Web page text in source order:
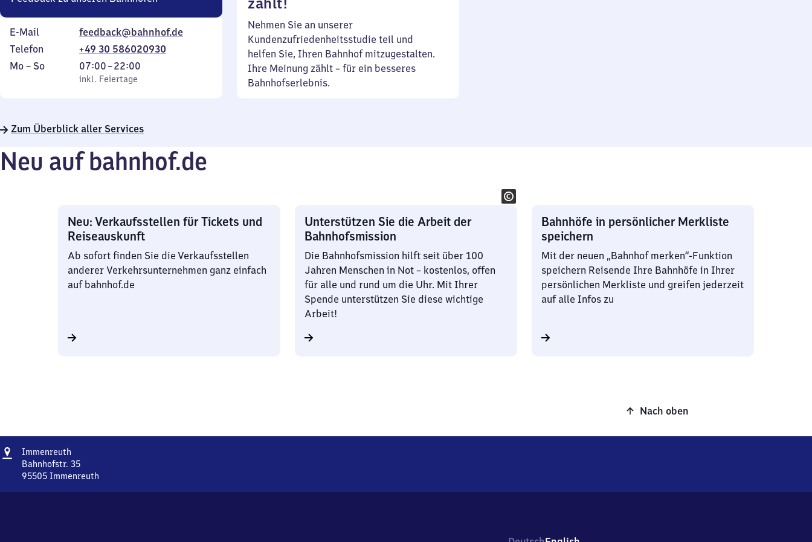
E-Mail
feedback@bahnhof.de
Telefon
+49 30 586020930
Montag
Mo – So,
inkl. Feiertage
07:00–22:00
Von
7
22
inkl. Feiertage
Nehmen Sie an unserer
Kundenzufriedenheitsstudie teil und
helfen Sie, Ihren Bahnhof mitzugestalten.
Ihre Meinung zählt – für ein besseres
Bahnhofserlebnis.
Zum Überblick aller Services
Neu auf bahnhof.de
Neu: Verkaufsstellen für Tickets und
Reiseauskunft
Ab sofort finden Sie die Verkaufsstellen
anderer Verkehrsunternehmen ganz einfach
auf bahnhof.de
Unterstützen Sie die Arbeit der
Bahnhofsmission
Die Bahnhofsmission hilft seit über 100
Jahren Menschen in Not – kostenlos, offen
für alle und rund um die Uhr. Mit Ihrer
Spende unterstützen Sie diese wichtige
Arbeit!
Bahnhöfe in persönlicher Merkliste
speichern
Mit der neuen „Bahnhof merken“-Funktion
speichern Reisende Ihre Bahnhöfe in Ihrer
persönlichen Merkliste und greifen jederzeit
auf alle Infos zu
Nach oben
Adresse
Immenreuth
Bahnhofstr. 35
95505 Immenreuth